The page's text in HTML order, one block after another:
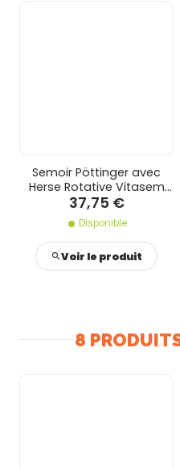
Semoir Pöttinger avec
Herse Rotative Vitasem
302ADD
37,75 €
Disponible
Voir le produit
8